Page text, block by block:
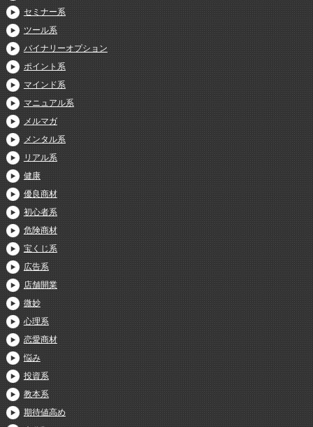
セミナー系
ツール系
バイナリーオプション
ポイント系
マインド系
マニュアル系
メルマガ
メンタル系
リアル系
健康
優良商材
初心者系
危険商材
宝くじ系
広告系
店舗開業
微妙
心理系
恋愛商材
悩み
投資系
教本系
期待値高め